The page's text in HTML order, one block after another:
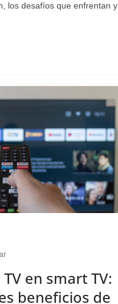
los desafíos que enfrentan y
en smart TV:
beneficios de